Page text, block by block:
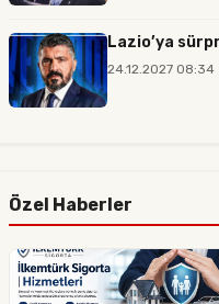
Lazio’ya
24.12.2027 08:34
Özel Haberler